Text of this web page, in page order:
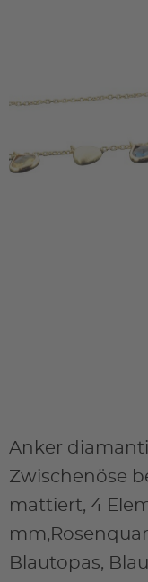
Anker
Zwischenöse
mattiert, 4
Blautopas,